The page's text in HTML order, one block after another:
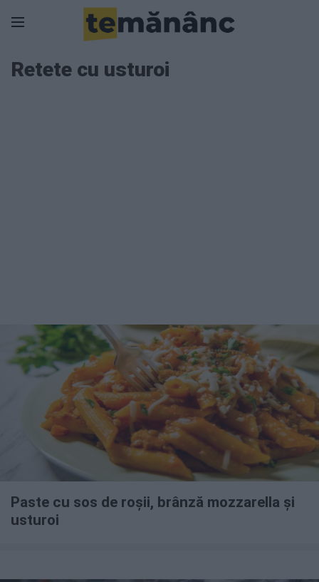
Retete cu usturoi
Paste cu sos de roșii, brânză mozzarella și
usturoi